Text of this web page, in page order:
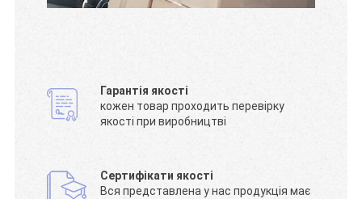
Гарантія якості
кожен товар проходить перевірку
якості при виробництві
Сертифікати якості
Вся представлена у нас продукція має